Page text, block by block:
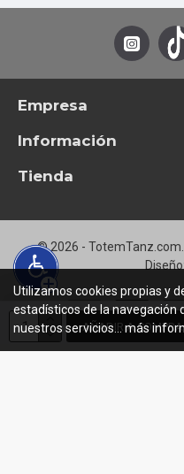
AÑADIR A COMPRA
Empresa
Información
Tienda
© 2026 -
Utilizamos cookies propias y
estadísticos de la navegación
nuestros servicios... más